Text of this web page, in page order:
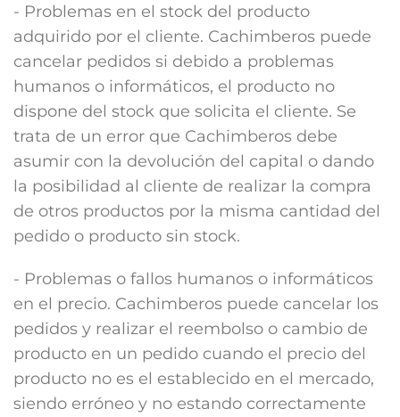
- Problemas en el stock del producto
adquirido por el cliente. Cachimberos puede
cancelar pedidos si debido a problemas
humanos o informáticos, el producto no
dispone del stock que solicita el cliente. Se
trata de un error que Cachimberos debe
asumir con la devolución del capital o dando
la posibilidad al cliente de realizar la compra
de otros productos por la misma cantidad del
pedido o producto sin stock.
- Problemas o fallos humanos o informáticos
en el precio. Cachimberos puede cancelar los
pedidos y realizar el reembolso o cambio de
producto en un pedido cuando el precio del
producto no es el establecido en el mercado,
siendo erróneo y no estando correctamente